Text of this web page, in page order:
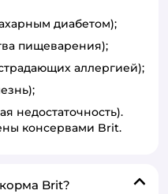
диабетом);
пищеварения);
аллергией);
недостаточность).
консервами Brit.
Brit?